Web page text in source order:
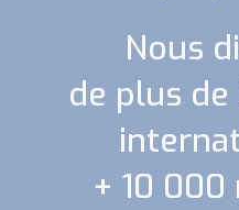
Nous
de plus
+ 10